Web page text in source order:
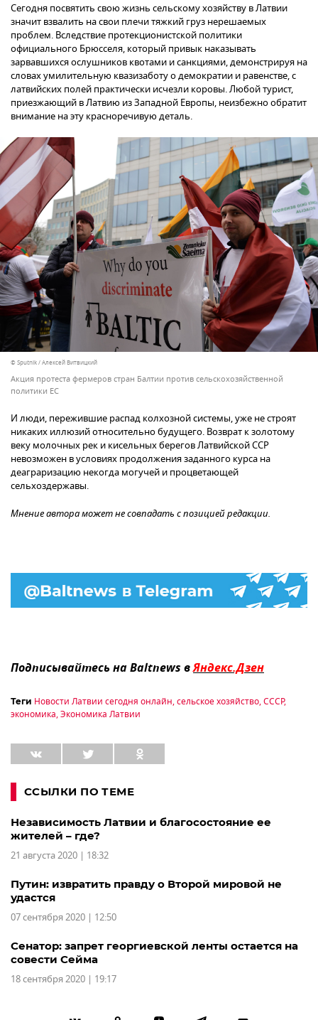
Сегодня посвятить свою жизнь сельскому хозяйству в Латвии
значит взвалить на свои плечи тяжкий груз нерешаемых
проблем. Вследствие протекционистской политики
официального Брюсселя, который привык наказывать
зарвавшихся ослушников квотами и санкциями, демонстрируя на
словах умилительную квазизаботу о демократии и равенстве, с
латвийских полей практически исчезли коровы. Любой турист,
приезжающий в Латвию из Западной Европы, неизбежно обратит
внимание на эту красноречивую деталь.
© Sputnik / Алексей Витвицкий
Акция протеста фермеров стран Балтии против сельскохозяйственной
политики ЕС
И люди, пережившие распад колхозной системы, уже не строят
никаких иллюзий относительно будущего. Возврат к золотому
веку молочных рек и кисельных берегов Латвийской ССР
невозможен в условиях продолжения заданного курса на
деаграризацию некогда могучей и процветающей
сельхоздержавы.
Мнение автора может не совпадать с позицией редакции.
Подписывайтесь на Baltnews вЯндекс.Дзен
Теги Новости Латвии сегодня онлайн,сельское хозяйство,СССР,
экономика,Экономика Латвии
ССЫЛКИ ПО ТЕМЕ
Независимость Латвии и благосостояние ее
жителей – где?
21 августа 2020 | 18:32
Путин: извратить правду о Второй мировой не
удастся
07 сентября 2020 | 12:50
Сенатор: запрет георгиевской ленты остается на
совести Сейма
18 сентября 2020 | 19:17